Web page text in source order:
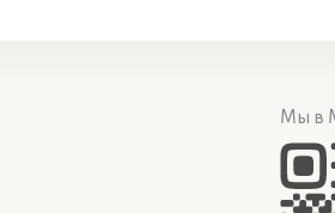
Мы в